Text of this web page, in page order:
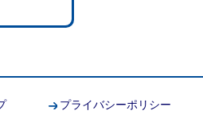
プライバシーポリシー